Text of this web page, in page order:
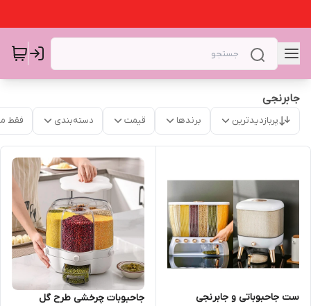
جابرنجی
پربازدیدترین برندها قیمت دسته‌بندی فقط
ست جاحبوباتی و جابرنجی
جاحبوبات چرخشی طرح گل